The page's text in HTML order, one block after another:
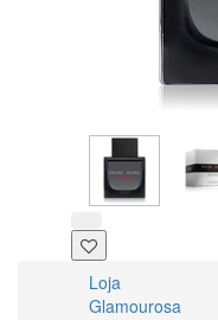
Loja
Glamourosa